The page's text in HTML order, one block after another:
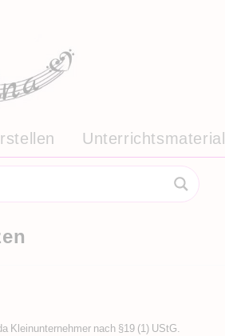
Unterrichtsmaterial
Kleinunternehmer nach §19 (1) UStG.